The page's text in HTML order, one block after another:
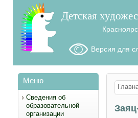
Детская
Версия для
Меню
Сведения об
образовательной
организации
Вы